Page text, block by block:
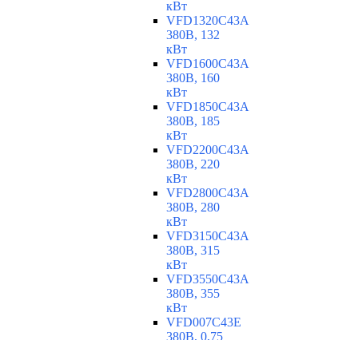
кВт
VFD1320C43A
380В, 132
кВт
VFD1600C43A
380В, 160
кВт
VFD1850C43A
380В, 185
кВт
VFD2200C43A
380В, 220
кВт
VFD2800C43A
380В, 280
кВт
VFD3150C43A
380В, 315
кВт
VFD3550C43A
380В, 355
кВт
VFD007C43E
380В, 0,75